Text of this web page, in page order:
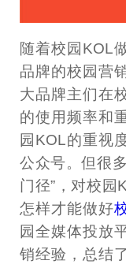
随着校园KOL
品牌的校园营
大品牌主们在
的使用频率和
园KOL的重视
公众号。但很
门径”，对校园
怎样才能做好
园全媒体投放
销经验，总结